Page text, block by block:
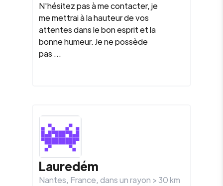
N'hésitez pas à me contacter, je
me mettrai à la hauteur de vos
attentes dans le bon esprit et la
bonne humeur. Je ne possède
pas ...
Lauredém
Nantes, France, dans un rayon >30km